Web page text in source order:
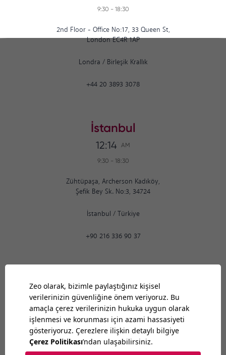
9:30 - 18:30
2nd Floor - Office No:17, 33 Queen St,
London EC4R 1AP
Londra / Birleşik Krallık
+44 20 3893 3078
İstanbul
12:14 AM
9:30 - 18:30
Zühtüpaşa, Archerson Kadıköy,
Şefik Bey Sk. No:3, 34724
İstanbul / Türkiye
+90 216 336 90 37
12:14 AM
9:30-18:30
Bilkent Cyberpark 1606. Cad.
Cyberplaza B Blok, No: 401 Ankara 06800